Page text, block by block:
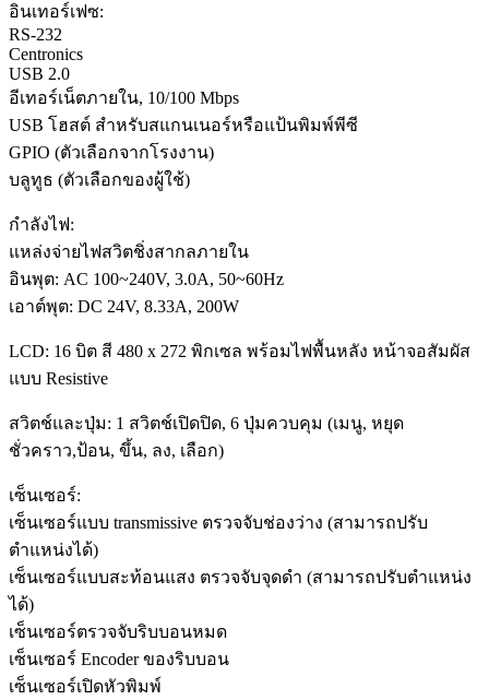
อินเทอร์เฟซ:
RS-232
Centronics
USB 2.0
อีเทอร์เน็ตภายใน, 10/100 Mbps
USB โฮสต์ สำหรับสแกนเนอร์หรือแป้นพิมพ์พีซี
GPIO (ตัวเลือกจากโรงงาน)
บลูทูธ (ตัวเลือกของผู้ใช้)
กำลังไฟ:
แหล่งจ่ายไฟสวิตชิ่งสากลภายใน
อินพุต: AC 100~240V, 3.0A, 50~60Hz
เอาต์พุต: DC 24V, 8.33A, 200W
LCD: 16 บิต สี 480 x 272 พิกเซล พร้อมไฟพื้นหลัง หน้าจอสัมผัส
แบบ Resistive
สวิตช์และปุ่ม: 1 สวิตช์เปิดปิด, 6 ปุ่มควบคุม (เมนู, หยุด
ชั่วคราว,ป้อน, ขึ้น, ลง, เลือก)
เซ็นเซอร์:
เซ็นเซอร์แบบ transmissive ตรวจจับช่องว่าง (สามารถปรับ
ตำแหน่งได้)
เซ็นเซอร์แบบสะท้อนแสง ตรวจจับจุดดำ (สามารถปรับตำแหน่ง
ได้)
เซ็นเซอร์ตรวจจับริบบอนหมด
เซ็นเซอร์ Encoder ของริบบอน
เซ็นเซอร์เปิดหัวพิมพ์